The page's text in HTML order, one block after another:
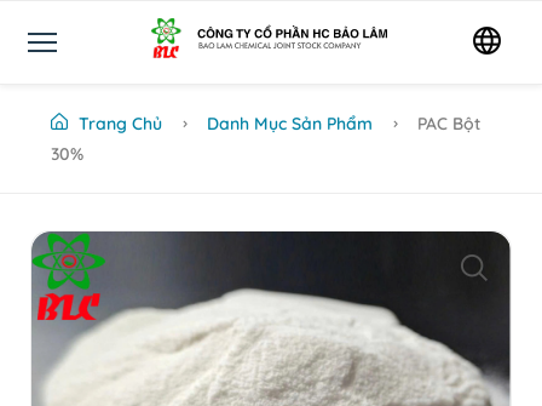
Trang Chủ Danh Mục Sản Phẩm
PAC Bột
30%